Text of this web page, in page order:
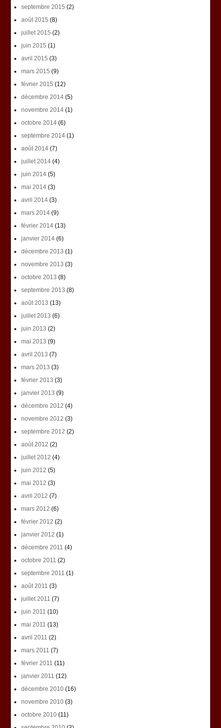
septembre 2015 (2)
août 2015 (8)
juillet 2015 (2)
juin 2015 (1)
avril 2015 (3)
mars 2015 (9)
février 2015 (12)
décembre 2014(5)
novembre 2014(1)
octobre 2014(6)
septembre 2014(1)
août 2014(7)
juillet 2014(4)
juin 2014(5)
mai 2014(3)
avril 2014(3)
mars 2014(9)
février 2014(13)
janvier 2014(6)
décembre 2013 (1)
novembre 2013 (3)
octobre 2013 (8)
septembre 2013 (8)
août 2013 (13)
juillet 2013 (6)
juin 2013 (2)
mai 2013 (9)
avril 2013 (7)
mars 2013 (3)
février 2013 (3)
janvier 2013 (9)
décembre 2012 (4)
novembre 2012 (3)
septembre 2012 (2)
août 2012 (2)
juillet 2012 (4)
juin 2012 (5)
mai 2012 (3)
avril 2012 (7)
mars 2012 (6)
février 2012 (2)
janvier 2012 (1)
décembre 2011 (4)
octobre 2011 (2)
septembre 2011 (1)
août 2011 (3)
juillet 2011 (7)
juin 2011 (10)
mai 2011 (13)
avril 2011 (2)
mars 2011 (7)
février 2011 (11)
janvier 2011 (12)
décembre 2010(16)
novembre 2010(3)
octobre 2010(11)